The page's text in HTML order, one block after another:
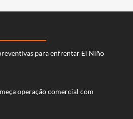
para enfrentar El Niño
operação comercial com